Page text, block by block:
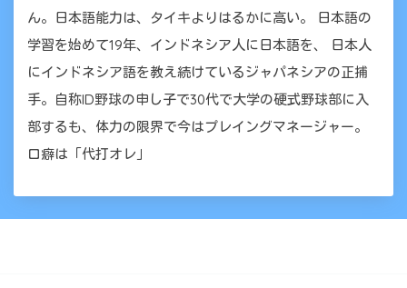
ん。日本語能力は、タイキよりはるかに高い。 日本語の
学習を始めて19年、インドネシア人に日本語を、 日本人
にインドネシア語を教え続けているジャパネシアの正捕
手。自称ID野球の申し子で30代で大学の硬式野球部に入
部するも、体力の限界で今はプレイングマネージャー。
口癖は「代打オレ」